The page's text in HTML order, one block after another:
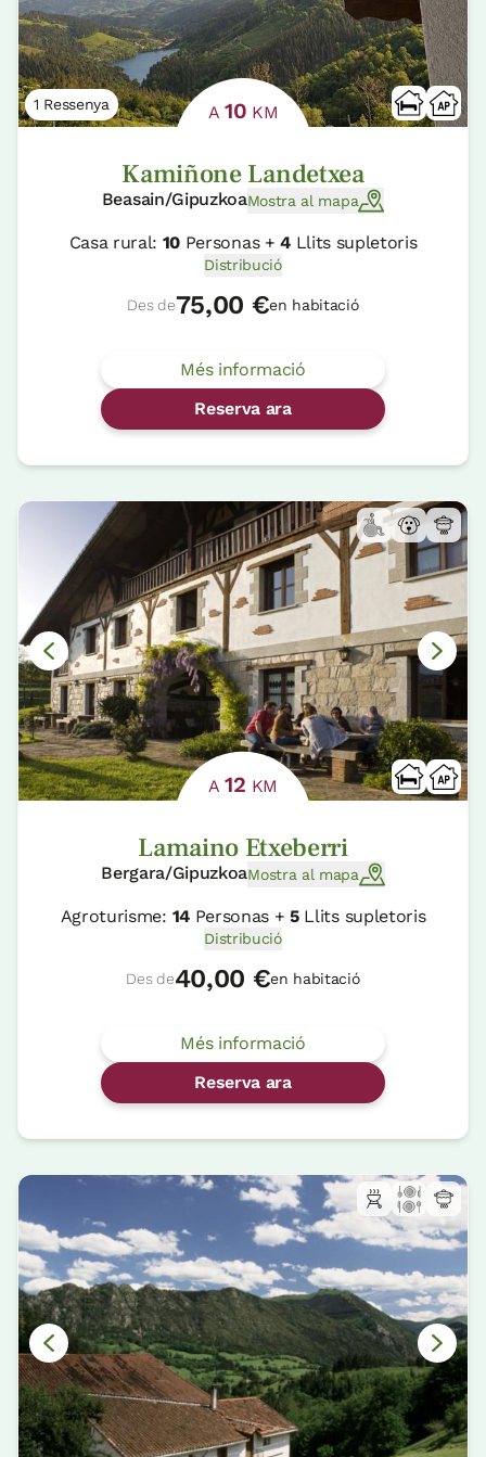
1 Ressenya A 10 KM
Kamiñone Landetxea
Beasain/GipuzkoaMostra al mapa
Casa rural: 10 Personas +4Llits supletoris
Distribució
Des de75,00 €en habitació
Més informació
Reserva ara
A12 KM
Lamaino Etxeberri
Bergara/GipuzkoaMostra al mapa
Agroturisme: 14Personas +5Llits supletoris
Distribució
Des de40,00 €en habitació
Més informació
Reserva ara